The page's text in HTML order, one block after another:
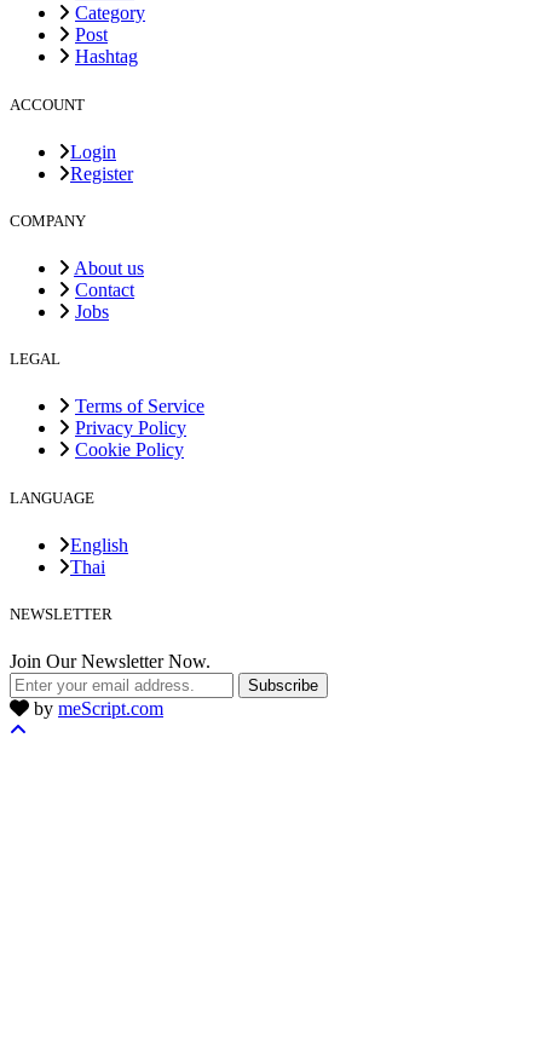
Category
Post
Hashtag
ACCOUNT
Login
Register
COMPANY
About us
Contact
Jobs
LEGAL
Terms of Service
Privacy Policy
Cookie Policy
LANGUAGE
English
Thai
NEWSLETTER
Join Our Newsletter Now.
Subscribe
by meScript.com